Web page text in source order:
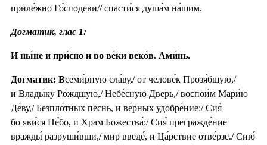
приле́жно Го́сподеви// спасти́ся душа́м на́шим.
Догматик, глас 1:
И ны́не и при́сно и во ве́ки веко́в. Ами́нь.
Догматик: Всеми́рную сла́ву,/ от челове́к Прозя́бшую,/
и Влады́ку Ро́ждшую,/ Небе́сную Дверь,/ воспои́м Мари́ю
Де́ву,/ Безпло́тных песнь, и ве́рных удобре́ние:/ Сия́
бо яви́ся Не́бо, и Храм Божества́:/ Сия́ прегражде́ние
вражды́ разруши́вши,/ мир введе́, и Ца́рствие отве́рзе./ Сию́